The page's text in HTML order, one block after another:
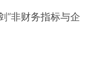
“非财务指标与企